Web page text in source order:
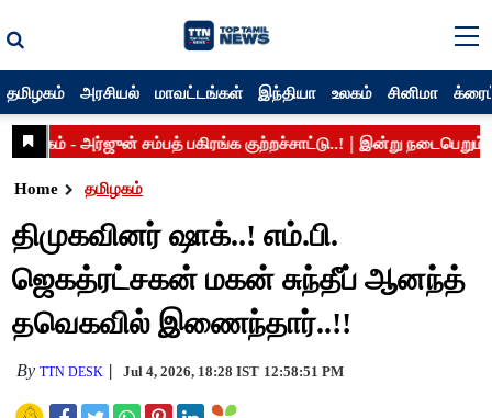
தமிழகம் அரசியல் மாவட்டங்கள் இந்தியா உலகம் சினிமா
Home தமிழகம்
திமுகவினர் ஷாக்..! எம்.பி.
ஜெகத்ரட்சகன் மகன் சுந்தீப் ஆனந்த்
தவெகவில் இணைந்தார்..!!
ByTTN DESK Jul 4, 2026, 18:28 IST 12:58:51 PM